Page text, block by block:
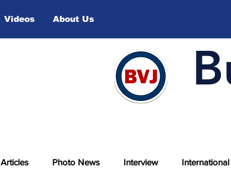
Videos About Us
Articles Photo News Interview